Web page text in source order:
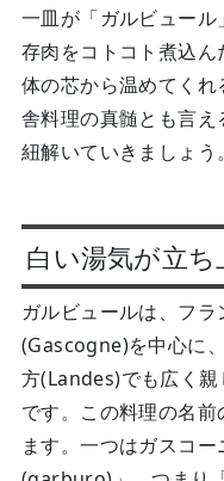
一皿が「ガルビュー
存肉をコトコト煮込
体の芯から温めてく
舎料理の真髄とも言
紐解いていきましょう。
白い湯気が立
ガルビュールは、フ
(Gascogne)を中心に
方(Landes)でも広く
です。この料理の名
ます。一つはガスコ